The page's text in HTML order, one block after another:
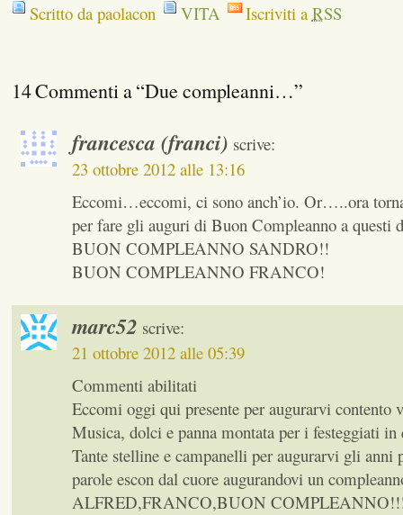
Scritto da paolacon VITA Iscriviti a RSS
14 Commenti a “Due compleanni…”
francesca (franci) scrive:
23 ottobre 2012 alle 13:16
Eccomi…eccomi, ci sono anch’io. Or…..ora
per fare gli auguri di Buon Compleanno a questi
BUON COMPLEANNO SANDRO!!
BUON COMPLEANNO FRANCO!
marc52 scrive:
21 ottobre 2012 alle 05:39
Commenti abilitati
Eccomi oggi qui presente per augurarvi contento
Musica, dolci e panna montata per i festeggiati in
Tante stelline e campanelli per augurarvi gli anni
parole escon dal cuore augurandovi un
ALFRED,FRANCO,BUON